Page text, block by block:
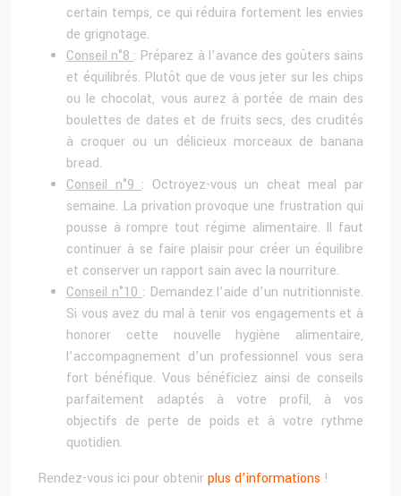
certain temps, ce qui réduira fortement les envies
de grignotage.
Conseil n°8 : Préparez à l’avance des goûters sains
et équilibrés. Plutôt que de vous jeter sur les chips
ou le chocolat, vous aurez à portée de main des
boulettes de dates et de fruits secs, des crudités
à croquer ou un délicieux morceaux de banana
bread.
Conseil n°9 : Octroyez-vous un cheat meal par
semaine. La privation provoque une frustration qui
pousse à rompre tout régime alimentaire. Il faut
continuer à se faire plaisir pour créer un équilibre
et conserver un rapport sain avec la nourriture.
Conseil n°10 : Demandez l’aide d’un nutritionniste.
Si vous avez du mal à tenir vos engagements et à
honorer cette nouvelle hygiène alimentaire,
l’accompagnement d’un professionnel vous sera
fort bénéfique. Vous bénéficiez ainsi de conseils
parfaitement adaptés à votre profil, à vos
objectifs de perte de poids et à votre rythme
quotidien.
Rendez-vous ici pour obtenirplus d’informations !